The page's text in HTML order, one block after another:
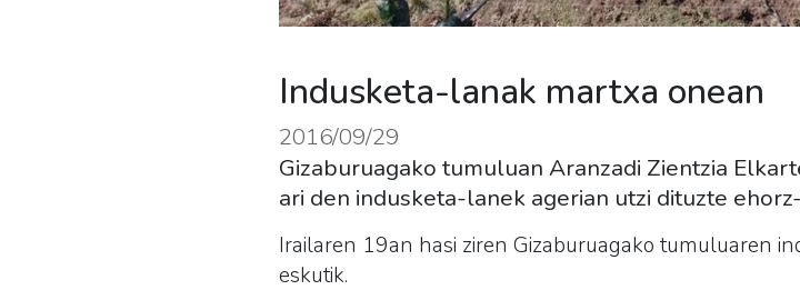
Indusketa-lanak martxa onean
2016/09/29
Gizaburuagako tumuluan Aranzadi Zientzia
ari den indusketa-lanek agerian utzi dituzte
Irailaren 19an hasi ziren Gizaburuagako tumuluaren
eskutik.